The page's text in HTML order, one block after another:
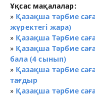
Ұқсас мақалалар:
» Қазақша тәрбие
жүректегі жара)
» Қазақша Тәрбие
» Қазақша Тәрбие
бала (4 сынып)
» Қазақша тәрбие
тағдыр
» Қазақша тәрбие